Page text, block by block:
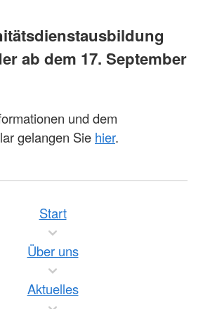
ab dem 17. September
und dem
gelangen Sie hier.
Start
Über uns
Aktuelles